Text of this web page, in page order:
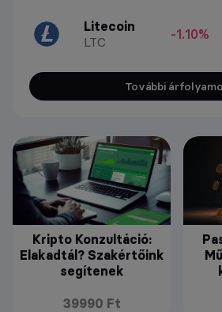
Litecoin
LTC
-1.10%
További
Kripto Konzultáció:
Elakadtál? Szakértőink
segítenek
39990 Ft